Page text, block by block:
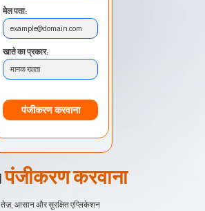
मेल पता:
example@domain.com
खाते का प्रकार:
मानक खाता
पंजीकरण करवाना
पंजीकरण करवाना
तेज़, आसान और सुरक्षित एप्लिकेशन